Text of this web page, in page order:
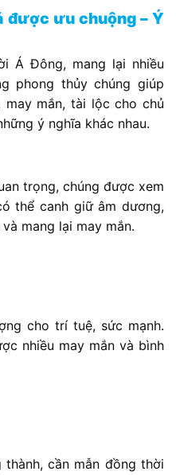
được ưu chuộng – Ý
Á Đông, mang lại nhiều
phong thủy chúng giúp
mắn, tài lộc cho chủ
ý nghĩa khác nhau.
trọng, chúng được xem
thể canh giữ âm dương,
mang lại may mắn.
cho trí tuệ, sức mạnh.
nhiều may mắn và bình
cần mẫn đồng thời